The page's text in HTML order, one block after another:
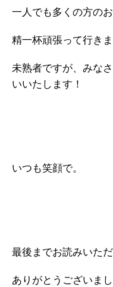
一人でも多くの方の
精一杯頑張って行きま
未熟者ですが、みな
いいたします！
いつも笑顔で。
最後までお読みいた
ありがとうございまし